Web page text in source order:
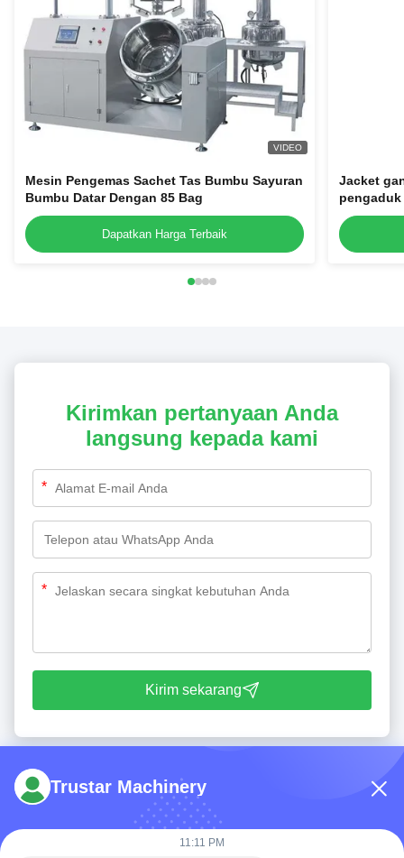
VIDEO
Mesin Pengemas Sachet Tas Bumbu Sayuran
Bumbu Datar Dengan 85 Bag
Dapatkan Harga Terbaik
Jacket
Kirimkan pertanyaan Anda
langsung kepada kami
*
*
Kirim sekarang
Trustar Machinery
11:11 PM